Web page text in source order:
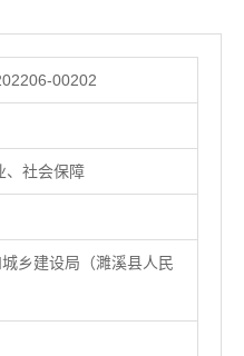
00202
、社会保障
乡建设局（濉溪县人民